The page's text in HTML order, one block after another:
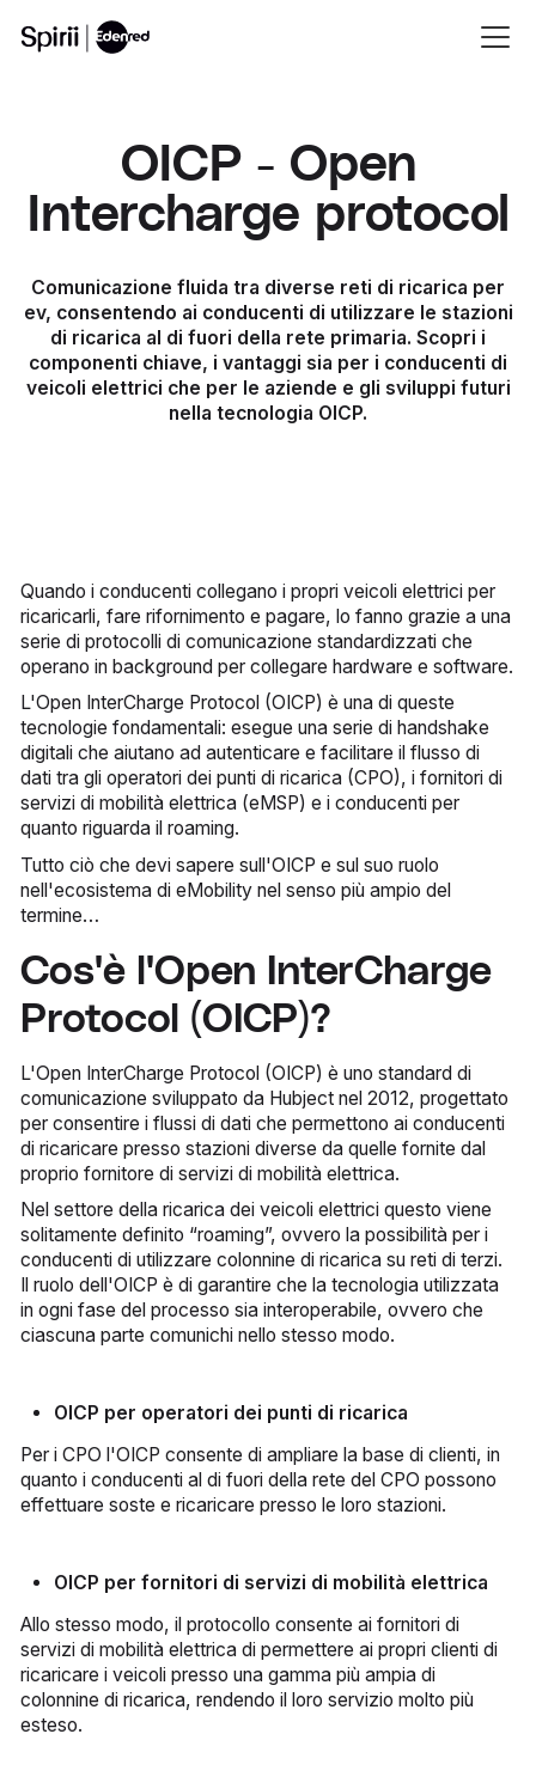
OICP - Open
Intercharge protocol
Comunicazione fluida tra diverse reti di ricarica per
ev, consentendo ai conducenti di utilizzare le stazioni
di ricarica al di fuori della rete primaria. Scopri i
componenti chiave, i vantaggi sia per i conducenti di
veicoli elettrici che per le aziende e gli sviluppi futuri
nella tecnologia OICP.
Quando i conducenti collegano i propri veicoli elettrici per
ricaricarli, fare rifornimento e pagare, lo fanno grazie a una
serie di protocolli di comunicazione standardizzati che
operano in background per collegare hardware e software.
L'Open InterCharge Protocol (OICP) è una di queste
tecnologie fondamentali: esegue una serie di handshake
digitali che aiutano ad autenticare e facilitare il flusso di
dati tra gli operatori dei punti di ricarica (CPO), i fornitori di
servizi di mobilità elettrica (eMSP) e i conducenti per
quanto riguarda il roaming.
Tutto ciò che devi sapere sull'OICP e sul suo ruolo
nell'ecosistema di eMobility nel senso più ampio del
termine…
Cos'è l'Open InterCharge
Protocol (OICP)?
L'Open InterCharge Protocol (OICP) è uno standard di
comunicazione sviluppato da Hubject nel 2012, progettato
per consentire i flussi di dati che permettono ai conducenti
di ricaricare presso stazioni diverse da quelle fornite dal
proprio fornitore di servizi di mobilità elettrica.
Nel settore della ricarica dei veicoli elettrici questo viene
solitamente definito “roaming”, ovvero la possibilità per i
conducenti di utilizzare colonnine di ricarica su reti di terzi.
Il ruolo dell'OICP è di garantire che la tecnologia utilizzata
in ogni fase del processo sia interoperabile, ovvero che
ciascuna parte comunichi nello stesso modo.
OICP per operatori dei punti di ricarica
Per i CPO l'OICP consente di ampliare la base di clienti, in
quanto i conducenti al di fuori della rete del CPO possono
effettuare soste e ricaricare presso le loro stazioni.
OICP per fornitori di servizi di mobilità elettrica
Allo stesso modo, il protocollo consente ai fornitori di
servizi di mobilità elettrica di permettere ai propri clienti di
ricaricare i veicoli presso una gamma più ampia di
colonnine di ricarica, rendendo il loro servizio molto più
esteso.